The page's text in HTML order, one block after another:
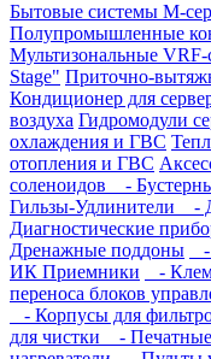
Бытовые системы M-
Полупромышленные
Мультизональные
Stage" Приточно-
Кондиционер для
воздуха Гидромодули
охлаждения и ГВС
отопления и ГВС
соленоидов
-
Гильзы-Удлинители
-
Диагностические
Дренажные поддоны
-
ИК Приемники
-
переноса блоков
- Корпусы для
для чистки
-